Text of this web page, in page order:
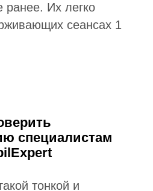
Их легко
сеансах 1
специалистам
тонкой и